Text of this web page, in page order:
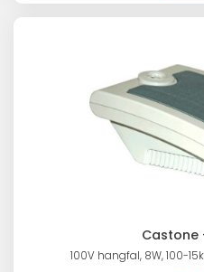
Castone
100V hangfal, 8W, 100-